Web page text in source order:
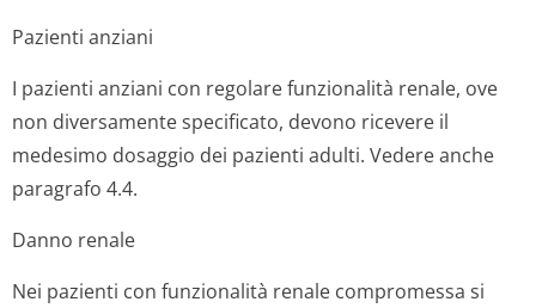
Pazienti anziani
I pazienti anziani con regolare funzionalità renale, ove
non diversamente specificato, devono ricevere il
medesimo dosaggio dei pazienti adulti. Vedere anche
paragrafo 4.4.
Danno renale
Nei pazienti con funzionalità renale compromessa si